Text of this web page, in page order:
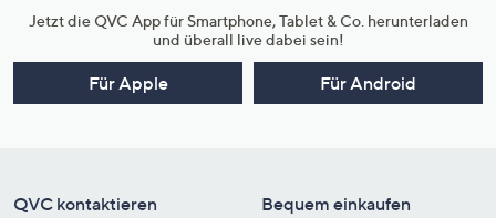
Jetzt die QVC App für Smartphone, Tablet & Co. herunterladen
und überall live dabei sein!
Für Apple Für Android
QVC kontaktieren Bequem einkaufen